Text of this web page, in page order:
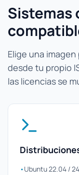
Sistemas
Elige una
desde tu propio
las licencias se
•Ubuntu 22.04 /